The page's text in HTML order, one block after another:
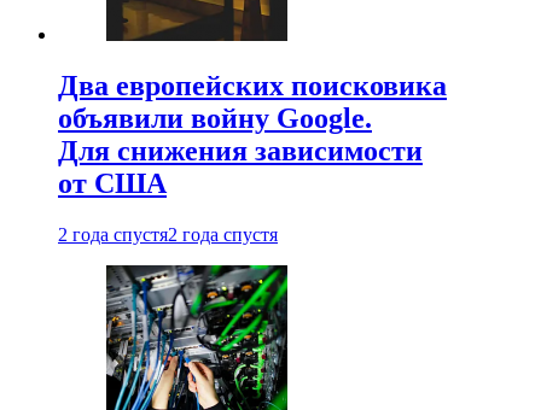
Два европейских поисковика
объявили войну Google.
Для снижения зависимости
от США
2 года спустя2 года спустя